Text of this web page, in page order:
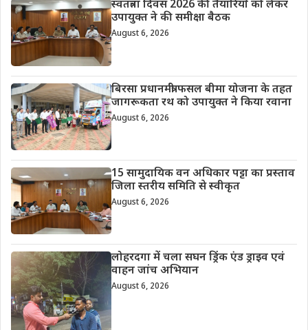
स्वतंत्रता दिवस 2026 की तैयारियों को लेकर
उपायुक्त ने की समीक्षा बैठक
August 6, 2026
बिरसा प्रधानमंत्री फसल बीमा योजना के तहत
जागरूकता रथ को उपायुक्त ने किया रवाना
August 6, 2026
15 सामुदायिक वन अधिकार पट्टा का प्रस्ताव
जिला स्तरीय समिति से स्वीकृत
August 6, 2026
लोहरदगा में चला सघन ड्रिंक एंड ड्राइव एवं
वाहन जांच अभियान
August 6, 2026